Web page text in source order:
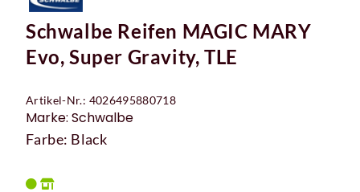
Schwalbe Reifen MAGIC MARY
Evo, Super Gravity, TLE
Artikel-Nr.: 4026495880718
Marke: Schwalbe
Farbe: Black